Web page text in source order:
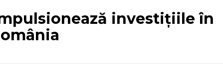
investițiile în